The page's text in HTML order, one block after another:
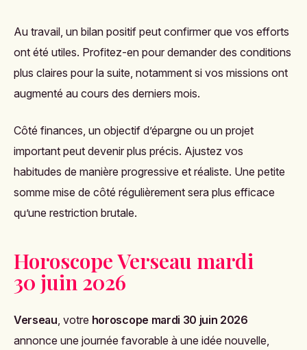
Au travail, un bilan positif peut confirmer que vos efforts
ont été utiles. Profitez-en pour demander des conditions
plus claires pour la suite, notamment si vos missions ont
augmenté au cours des derniers mois.
Côté finances, un objectif d’épargne ou un projet
important peut devenir plus précis. Ajustez vos
habitudes de manière progressive et réaliste. Une petite
somme mise de côté régulièrement sera plus efficace
qu’une restriction brutale.
Horoscope Verseau mardi
30 juin 2026
Verseau, votre horoscope mardi 30 juin 2026
annonce une journée favorable à une idée nouvelle,